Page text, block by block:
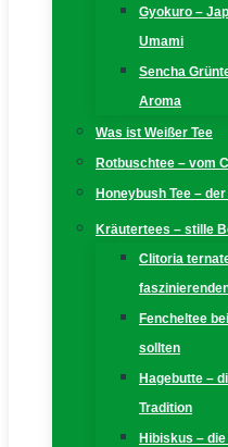
Gyokuro –
Umami
Sencha
Aroma
Was ist Weißer Tee
Rotbuschtee – vom
Honeybush Tee –
Kräutertees – stille
Clitoria
Fencheltee
sollten
Hagebutte –
Tradition
Hibiskus –